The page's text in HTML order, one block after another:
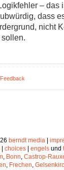
– das
dass
nicht
Feedback
berndt media|
choices engels und
, Bonn, Castrop-
, Frechen,